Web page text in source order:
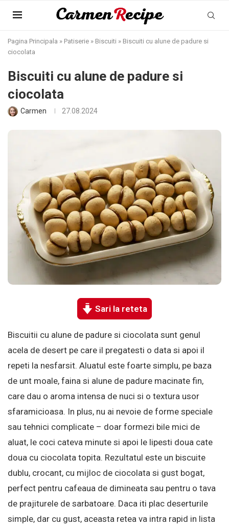
Pagina Principala » Patiserie » Biscuiti » Biscuiti cu alune de padure si
ciocolata
Biscuiti cu alune de padure si
ciocolata
Carmen 27.08.2024
Sari la reteta
Biscuitii cu alune de padure si ciocolata sunt genul
acela de desert pe care il pregatesti o data si apoi il
repeti la nesfarsit. Aluatul este foarte simplu, pe baza
de unt moale, faina si alune de padure macinate fin,
care dau o aroma intensa de nuci si o textura usor
sfaramicioasa. In plus, nu ai nevoie de forme speciale
sau tehnici complicate – doar formezi bile mici de
aluat, le coci cateva minute si apoi le lipesti doua cate
doua cu ciocolata topita. Rezultatul este un biscuite
dublu, crocant, cu mijloc de ciocolata si gust bogat,
perfect pentru cafeaua de dimineata sau pentru o tava
de prajiturele de sarbatoare. Daca iti plac deserturile
simple, dar cu gust, aceasta retea va intra rapid in lista